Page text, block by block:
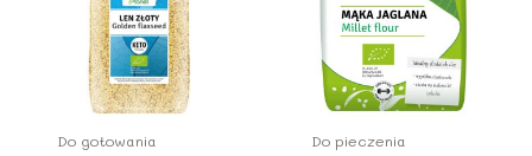
Do gotowania Do pieczenia